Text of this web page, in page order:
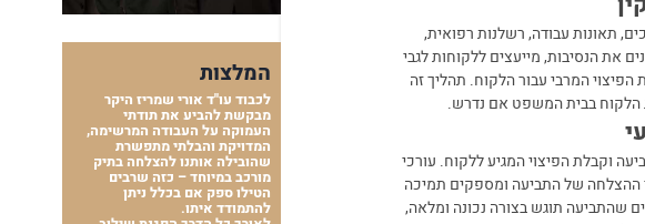
תאונות עבודה, רשלנות רפואית,
את הנסיבות, מייעצים ללקוחות לגבי
המרבי עבור הלקוח. תהליך זה
הלקוח בבית המשפט אם נדרש.
וקבלת הפיצוי המגיע ללקוח. עורכי
ההצלחה של התביעה ומספקים תמיכה
שהתביעה תוגש בצורה נכונה ומלאה,
המלצות
לכבוד עו"ד אורי שמריז היקר
מבקשת להביע את תודתי
העמוקה על העבודה המרשימה,
המדויקת והבלתי מתפשרת
שהובילה אותנו להצלחה בתיק
מורכב במיוחד – כזה שרבים
הטילו ספק אם בכלל ניתן
להתמודד איתו.